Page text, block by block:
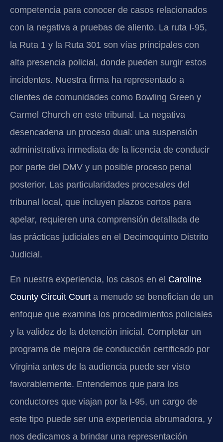
competencia para conocer de casos relacionados
con la negativa a pruebas de aliento. La ruta I-95,
la Ruta 1 y la Ruta 301 son vías principales con
alta presencia policial, donde pueden surgir estos
incidentes. Nuestra firma ha representado a
clientes de comunidades como Bowling Green y
Carmel Church en este tribunal. La negativa
desencadena un proceso dual: una suspensión
administrativa inmediata de la licencia de conducir
por parte del DMV y un posible proceso penal
posterior. Las particularidades procesales del
tribunal local, que incluyen plazos cortos para
apelar, requieren una comprensión detallada de
las prácticas judiciales en el Decimoquinto Distrito
Judicial.
En nuestra experiencia, los casos en el Caroline
County Circuit Court a menudo se benefician de un
enfoque que examina los procedimientos policiales
y la validez de la detención inicial. Completar un
programa de mejora de conducción certificado por
Virginia antes de la audiencia puede ser visto
favorablemente. Entendemos que para los
conductores que viajan por la I-95, un cargo de
este tipo puede ser una experiencia abrumadora, y
nos dedicamos a brindar una representación